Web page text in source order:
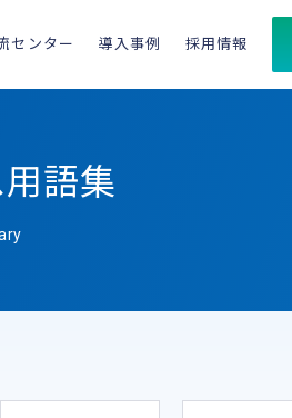
センター 導入事例 採用情報
語集